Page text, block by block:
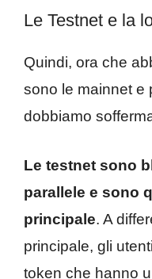
Le Testnet e la
Quindi, ora che
sono le mainnet e
dobbiamo
Le testnet sono
parallele e sono
principale. A
principale, gli
token che hanno